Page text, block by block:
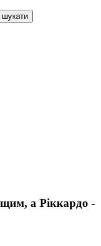
а Ріккардо -